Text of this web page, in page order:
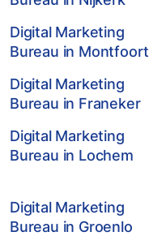
Digital Marketing
Bureau in Montfoort
Digital Marketing
Bureau in Franeker
Digital Marketing
Bureau in Lochem
Digital Marketing
Bureau in Groenlo